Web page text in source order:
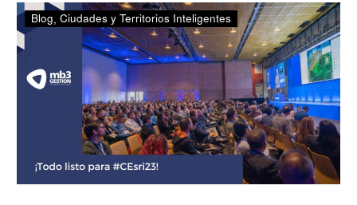
¡Todo
listo
para
#CEsri23!
Blog Ciudades y Territorios Inteligentes